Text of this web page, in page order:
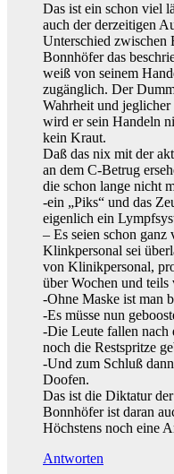
Das ist ein schon viel
auch der derzeitigen
Unterschied
Bonnhöfer das
weiß von seinem
zugänglich. Der
Wahrheit und
wird er sein Handeln
kein Kraut.
Daß das nix mit der
an dem C-Betrug
die schon lange nicht
-ein „Piks“ und das
eigenlich ein
– Es seien schon
Klinkpersonal sei
von Klinikpersonal,
über Wochen und
-Ohne Maske ist man
-Es müsse nun
-Die Leute fallen nach
noch die Restspritze
-Und zum Schluß
Doofen.
Das ist die Diktatur
Bonnhöfer ist daran
Höchstens noch eine
Antworten